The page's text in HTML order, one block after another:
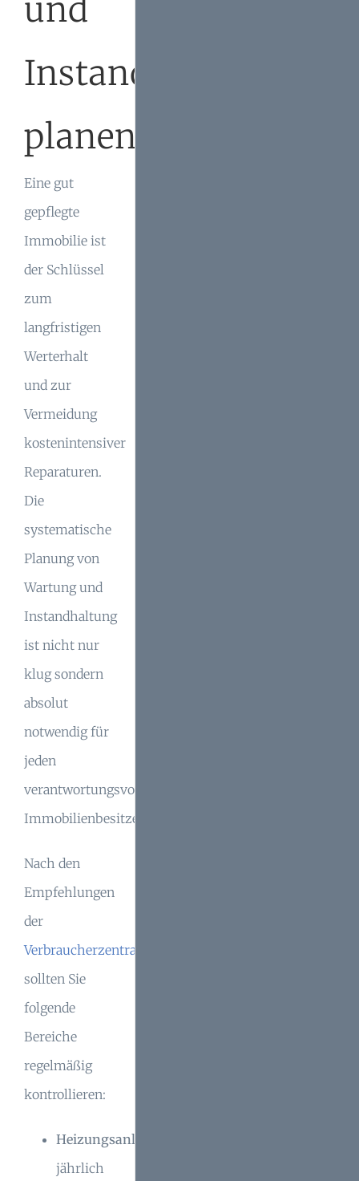
und
Instandhaltung
planen
Eine gut
gepflegte
Immobilie ist
der Schlüssel
zum
langfristigen
Werterhalt
und zur
Vermeidung
kostenintensiver
Reparaturen.
Die
systematische
Planung von
Wartung und
Instandhaltung
ist nicht nur
klug sondern
absolut
notwendig für
jeden
verantwortungsvollen
Immobilienbesitzer.
Nach den
Empfehlungen
der
Verbraucherzentrale
sollten Sie
folgende
Bereiche
regelmäßig
kontrollieren:
Heizungsanlagen
jährlich